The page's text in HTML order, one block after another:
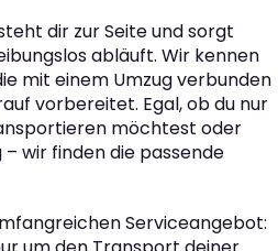
dir zur Seite und sorgt
abläuft. Wir kennen
mit einem Umzug verbunden
vorbereitet. Egal, ob du nur
möchtest oder
wir finden die passende
Serviceangebot: